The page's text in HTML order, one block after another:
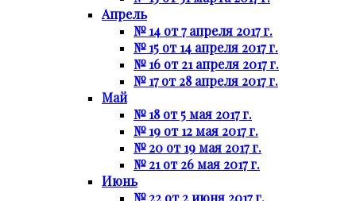
Апрель
№ 14 от 7 апреля 2017 г.
№ 15 от 14 апреля 2017 г.
№ 16 от 21 апреля 2017 г.
№ 17 от 28 апреля 2017 г.
Май
№ 18 от 5 мая 2017 г.
№ 19 от 12 мая 2017 г.
№ 20 от 19 мая 2017 г.
№ 21 от 26 мая 2017 г.
Июнь
№ 22 от 2 июня 2017 г.